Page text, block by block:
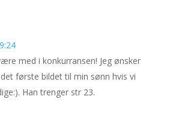
med i konkurransen! Jeg ønsker
første bildet til min sønn hvis vi
Han trenger str 23.